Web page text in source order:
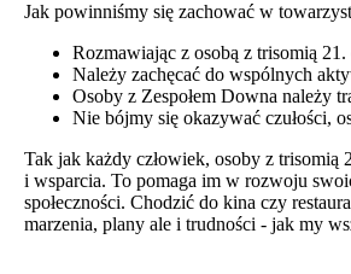
Jak powinniśmy się zachować w
Rozmawiając z osobą z trisomią
Należy zachęcać do wspólnych
Osoby z Zespołem Downa należy
Nie bójmy się okazywać czułości,
Tak jak każdy człowiek, osoby z trisomią
i wsparcia. To pomaga im w rozwoju
społeczności. Chodzić do kina czy
marzenia, plany ale i trudności - jak my